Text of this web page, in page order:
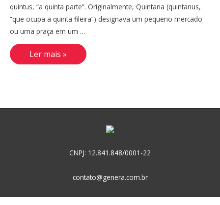
quintus, “a quinta parte”. Originalmente, Quintana (quintanus,
“que ocupa a quinta fileira”) designava um pequeno mercado
ou uma praça em um …
Quintana
Ler mais »
CNPJ: 12.841.848/0001-22
contato@genera.com.br